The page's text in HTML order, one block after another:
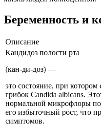
Беременность и
Описание
Кандидоз полости рта
(кан-ди-доз) —
это состояние, при
грибок Candida albicans.
нормальной микрофлоры
его избыточный рост, что
симптомов.